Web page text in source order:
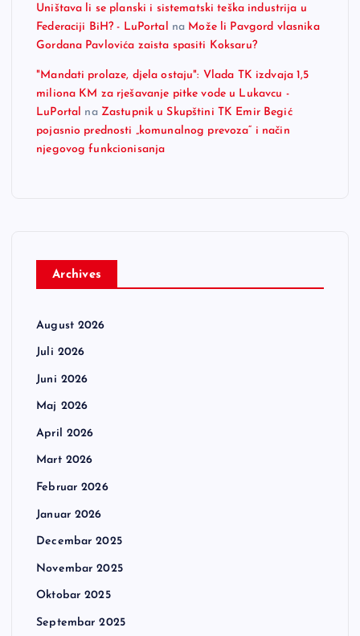
Uništava li se planski i sistematski teška industrija u
Federaciji BiH? - LuPortal
na Može li Pavgord vlasnika
Gordana Pavlovića zaista spasiti Koksaru?
"Mandati prolaze, djela ostaju": Vlada TK izdvaja 1,5
miliona KM za rješavanje pitke vode u Lukavcu -
LuPortal na Zastupnik u Skupštini TK Emir Begić
pojasnio prednosti „komunalnog prevoza“ i način
njegovog funkcionisanja
Archives
August 2026
Juli 2026
Juni 2026
Maj 2026
April 2026
Mart 2026
Februar 2026
Januar 2026
Decembar 2025
Novembar 2025
Oktobar 2025
Septembar 2025